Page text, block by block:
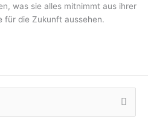
was sie alles mitnimmt aus ihrer
für die Zukunft aussehen.